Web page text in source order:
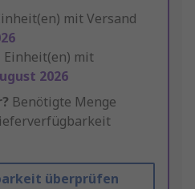
mit Versand
Einheit(en) mit
2026
Benötigte Menge
überprüfen